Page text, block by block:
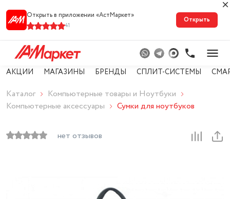
Открыть в приложении «АстМарке‪т‬»
41
Открыть
АКЦИИ МАГАЗИНЫ БРЕНДЫ СПЛИТ-СИСТЕМЫ
Каталог
Компьютерные товары и Ноутбуки
Компьютерные аксессуары
Сумки для ноутбуков
нет отзывов